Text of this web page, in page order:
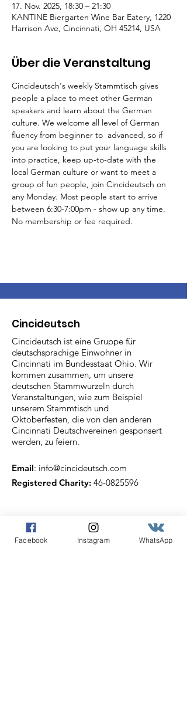
17. Nov. 2025, 18:30 – 21:30
KANTINE Biergarten Wine Bar Eatery, 1220
Harrison Ave, Cincinnati, OH 45214, USA
Über die Veranstaltung
Cincideutsch‘s weekly Stammtisch gives
people a place to meet other German
speakers and learn about the German
culture. We welcome all level of German
fluency from beginner to  advanced, so if
you are looking to put your language skills
into practice, keep up-to-date with the
local German culture or want to meet a
group of fun people, join Cincideutsch on
any Monday. Most people start to arrive
between 6:30-7:00pm - show up any time.
No membership or fee required.
Cincideutsch
Cincideutsch ist eine Gruppe für
deutschsprachige Einwohner in
Cincinnati im Bundesstaat Ohio. Wir
kommen zusammen, um unsere
deutschen Stammwurzeln durch
Veranstaltungen, wie zum Beispiel
unserem Stammtisch und
Oktoberfesten, die von den anderen
Cincinnati Deutschvereinen gesponsert
werden, zu feiern.
Email: info@cincideutsch.com
Registered Charity: 46-0825596
Cincideutsch Newsletter
Abonnieren
Facebook Instagram WhatsApp